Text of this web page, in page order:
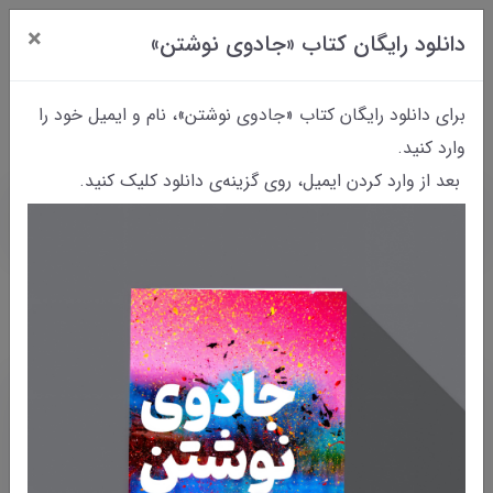
دانلود رایگان کتاب «جادوی نوشتن» ×
برای دانلود رایگان کتاب «جادوی نوشتن»، نام و ایمیل خود را
وارد کنید.
بعد از وارد کردن ایمیل، روی گزینه‌ی دانلود کلیک کنید.
بایگانی نوشته‌ها